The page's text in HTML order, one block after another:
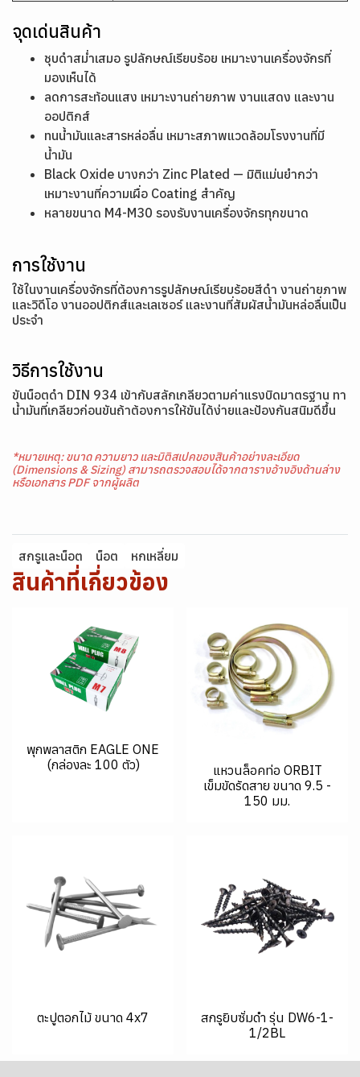
จุดเด่นสินค้า
ชุบดำสม่ำเสมอ รูปลักษณ์เรียบร้อย เหมาะงานเครื่องจักรที่
มองเห็นได้
ลดการสะท้อนแสง เหมาะงานถ่ายภาพ งานแสดง และงาน
ออปติกส์
ทนน้ำมันและสารหล่อลื่น เหมาะสภาพแวดล้อมโรงงานที่มี
น้ำมัน
Black Oxide บางกว่า Zinc Plated — มิติแม่นยำกว่า
เหมาะงานที่ความเผื่อ Coating สำคัญ
หลายขนาด M4-M30 รองรับงานเครื่องจักรทุกขนาด
การใช้งาน
ใช้ในงานเครื่องจักรที่ต้องการรูปลักษณ์เรียบร้อยสีดำ งานถ่ายภาพ
และวิดีโอ งานออปติกส์และเลเซอร์ และงานที่สัมผัสน้ำมันหล่อลื่นเป็น
ประจำ
วิธีการใช้งาน
ขันน็อตดำ DIN 934 เข้ากับสลักเกลียวตามค่าแรงบิดมาตรฐาน ทา
น้ำมันที่เกลียวก่อนขันถ้าต้องการให้ขันได้ง่ายและป้องกันสนิมดีขึ้น
*หมายเหตุ: ขนาด ความยาว และมิติสเปคของสินค้าอย่างละเอียด
(Dimensions & Sizing) สามารถตรวจสอบได้จากตารางอ้างอิงด้านล่าง
หรือเอกสาร PDF จากผู้ผลิต
สกรูและน็อต น็อต หกเหลี่ยม
สินค้าที่เกี่ยวข้อง
พุกพลาสติก EAGLE ONE
(กล่องละ 100 ตัว)
แหวนล็อคท่อ ORBIT
เข็มขัดรัดสาย ขนาด 9.5 -
150 มม.
ตะปูตอกไม้ ขนาด 4x7
สกรูยิบซั่มดำ รุ่น DW6-1-
1/2BL